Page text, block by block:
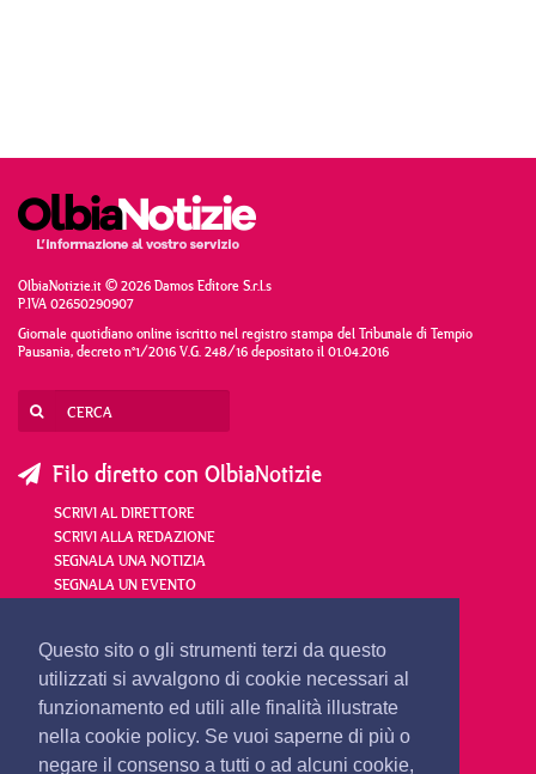
Questo sito o gli strumenti terzi da questo
utilizzati si avvalgono di cookie necessari al
funzionamento ed utili alle finalità illustrate
nella cookie policy. Se vuoi saperne di più o
negare il consenso a tutti o ad alcuni cookie,
OlbiaNotizie.it © 2026 Damos Editore S.r.l.s
P.IVA 02650290907
Giornale quotidiano online iscritto nel registro stampa del Tribunale di Tempio
Pausania, decreto n°1/2016 V.G. 248/16 depositato il 01.04.2016
Filo diretto con OlbiaNotizie
SCRIVI AL DIRETTORE
SCRIVI ALLA REDAZIONE
SEGNALA UNA NOTIZIA
SEGNALA UN EVENTO
redazione@olbianotizie.it